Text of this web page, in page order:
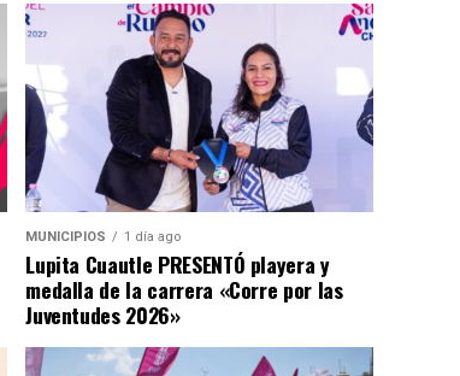
MUNICIPIOS 1 día ago
Lupita Cuautle PRESENTÓ playera y
medalla de la carrera «Corre por las
Juventudes 2026»